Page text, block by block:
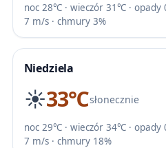
noc 28℃ · wieczór 31℃ · opady
7 m/s · chmury 3%
Niedziela
☀️33℃słonecznie
noc 29℃ · wieczór 34℃ · opady
7 m/s · chmury 18%